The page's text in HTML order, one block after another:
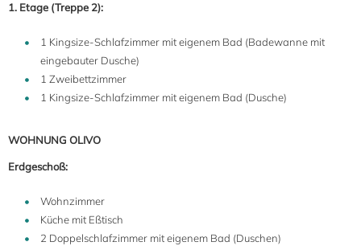
1. Etage (Treppe 2):
1 Kingsize-Schlafzimmer mit eigenem Bad (Badewanne mit
eingebauter Dusche)
1 Zweibettzimmer
1 Kingsize-Schlafzimmer mit eigenem Bad (Dusche)
WOHNUNG OLIVO
Erdgeschoß:
Wohnzimmer
Küche mit Eßtisch
2 Doppelschlafzimmer mit eigenem Bad (Duschen)